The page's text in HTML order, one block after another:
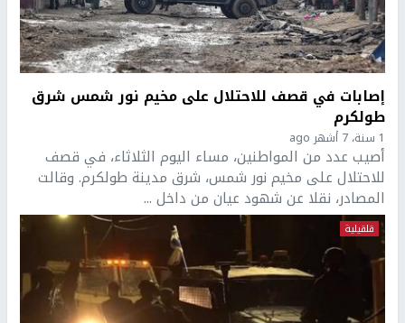
إصابات في قصف للاحتلال على مخيم نور شمس شرق
طولكرم
1 سنة، 7 أشهر ago
أصيب عدد من المواطنين، مساء اليوم الثلاثاء، في قصف
للاحتلال على مخيم نور شمس، شرق مدينة طولكرم. وقالت
المصادر، نقلا عن شهود عيان من داخل ...
قلقيلية